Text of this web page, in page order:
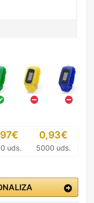
uds.
0,93€
5000 uds.